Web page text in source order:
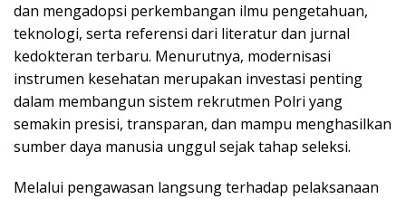
dan mengadopsi perkembangan ilmu pengetahuan,
teknologi, serta referensi dari literatur dan jurnal
kedokteran terbaru. Menurutnya, modernisasi
instrumen kesehatan merupakan investasi penting
dalam membangun sistem rekrutmen Polri yang
semakin presisi, transparan, dan mampu menghasilkan
sumber daya manusia unggul sejak tahap seleksi.
Melalui pengawasan langsung terhadap pelaksanaan